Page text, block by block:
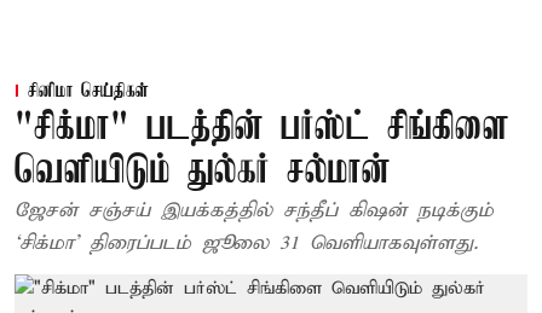
சினிமா செய்திகள்
"சிக்மா" படத்தின் பர்ஸ்ட் சிங்கிளை
வெளியிடும் துல்கர் சல்மான்
ஜேசன் சஞ்சய் இயக்கத்தில் சந்தீப் கிஷன் நடிக்கும்
‘சிக்மா’ திரைப்படம் ஜூலை 31 வெளியாகவுள்ளது.